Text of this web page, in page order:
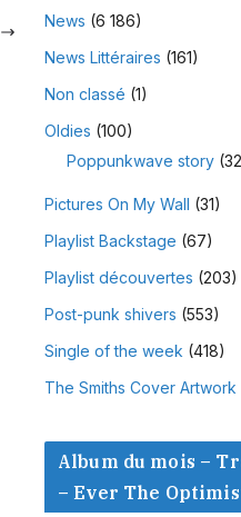
News (6 186)
News Littéraires (161)
Non classé (1)
Oldies (100)
Poppunkwave story
Pictures On My Wall (31)
Playlist Backstage (67)
Playlist découvertes (203)
Post-punk shivers (553)
Single of the week (418)
The Smiths Cover Artwork
Album du mois –
– Ever The